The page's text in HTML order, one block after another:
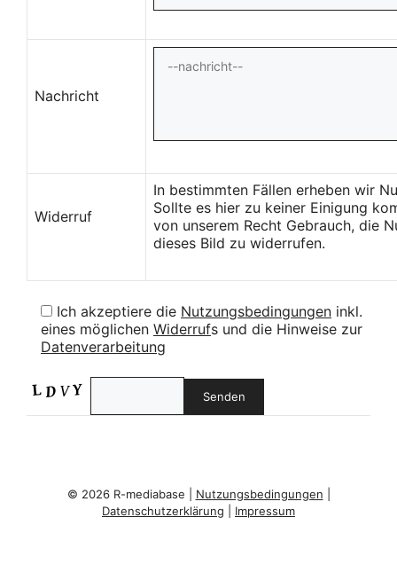
Nachricht
Widerruf
In bestimmten Fällen erheben wir
Sollte es hier zu keiner Einigung
von unserem Recht Gebrauch, die
dieses Bild zu widerrufen.
Ich akzeptiere die Nutzungsbedingungen inkl.
eines möglichen Widerrufs und die Hinweise zur
Datenverarbeitung
© 2026 R-mediabase | Nutzungsbedingungen
Datenschutzerklärung
Impressum